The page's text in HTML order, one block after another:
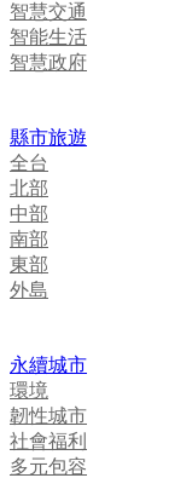
智慧交通
智能生活
智慧政府
縣市旅遊
全台
北部
中部
南部
東部
外島
永續城市
環境
韌性城市
社會福利
多元包容